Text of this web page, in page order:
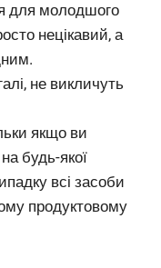
для молодшого
нецікавий, а
не викличуть
якщо ви
будь-якої
всі засоби
продуктовому